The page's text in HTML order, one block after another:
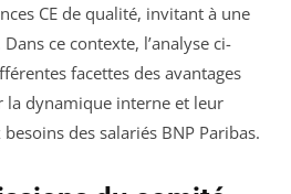
CE de qualité, invitant à une
ce contexte, l’analyse ci-
facettes des avantages
la dynamique interne et leur
des salariés BNP Paribas.